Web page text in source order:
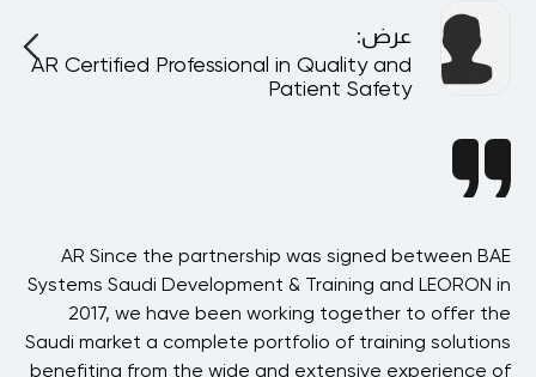
عرض:
AR Certified Professional in Quality and
Patient Safety
AR Since the partnership was signed between BAE
Systems Saudi Development & Training and LEORON in
2017, we have been working together to offer the
Saudi market a complete portfolio of training solutions
benefiting from the wide and extensive experience of